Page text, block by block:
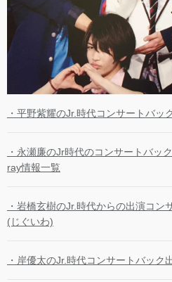
・平野紫耀のJr.時代コンサートバッ
・永瀬廉のJr時代のコンサートバッ
ray情報一覧
・岩橋玄樹のJr.時代からの出演コン
(じぐいわ)
・岸優太のJr.時代コンサートバック